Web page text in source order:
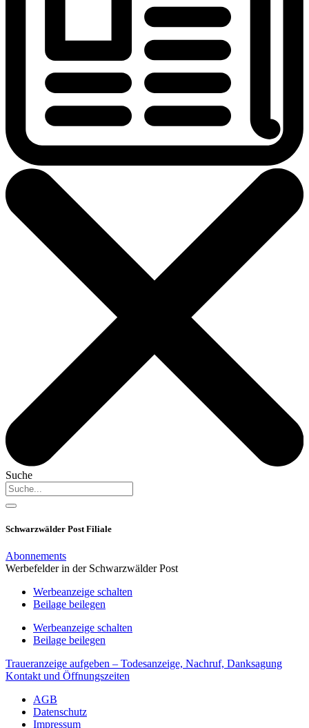
Suche
Schwarzwälder Post Filiale
Abonnements
Werbefelder in der Schwarzwälder Post
Werbeanzeige schalten
Beilage beilegen
Werbeanzeige schalten
Beilage beilegen
Traueranzeige aufgeben – Todesanzeige, Nachruf, Danksagung
Kontakt und Öffnungszeiten
AGB
Datenschutz
Impressum